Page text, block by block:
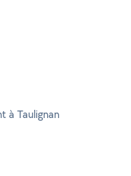
à Taulignan